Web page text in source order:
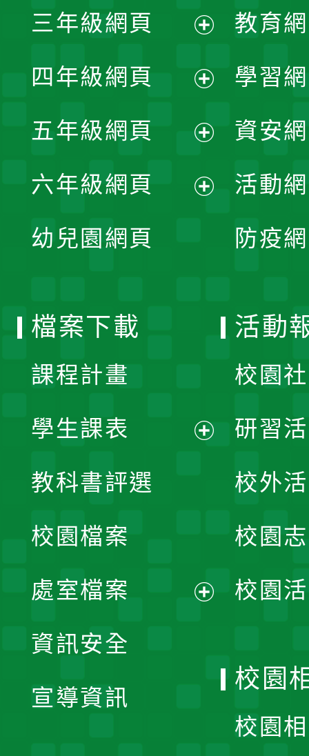
選
單
開
選
單
三年級網頁
開
選
單
四年級網頁
開
選
五年級網頁
開
六年級網頁
幼兒園網頁
教育
學習
資安
活動
防疫
檔案下載
課程計畫
學生課表
單
教科書評選
校園檔案
處室檔案
資訊安全
宣導資訊
活動
校園
研習
校外
校園
校園
校園
校園